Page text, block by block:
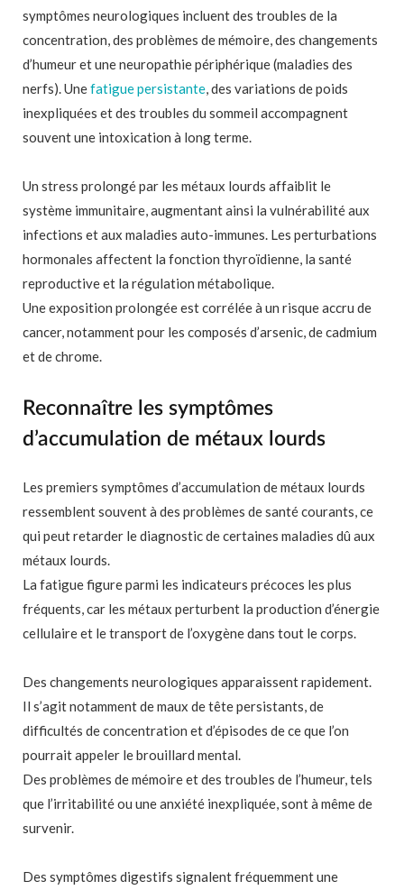
symptômes neurologiques incluent des troubles de la
concentration, des problèmes de mémoire, des changements
d’humeur et une neuropathie périphérique (maladies des
nerfs). Unefatigue persistante, des variations de poids
inexpliquées et des troubles du sommeil accompagnent
souvent une intoxication à long terme.
Un stress prolongé par les métaux lourds affaiblit le
système immunitaire, augmentant ainsi la vulnérabilité aux
infections et aux maladies auto-immunes. Les perturbations
hormonales affectent la fonction thyroïdienne, la santé
reproductive et la régulation métabolique.
Une exposition prolongée est corrélée à un risque accru de
cancer, notamment pour les composés d’arsenic, de cadmium
et de chrome.
Reconnaître les symptômes
d’accumulation de métaux lourds
Les premiers symptômes d’accumulation de métaux lourds
ressemblent souvent à des problèmes de santé courants, ce
qui peut retarder le diagnostic de certaines maladies dû aux
métaux lourds.
La fatigue figure parmi les indicateurs précoces les plus
fréquents, car les métaux perturbent la production d’énergie
cellulaire et le transport de l’oxygène dans tout le corps.
Des changements neurologiques apparaissent rapidement.
Il s’agit notamment de maux de tête persistants, de
difficultés de concentration et d’épisodes de ce que l’on
pourrait appeler le brouillard mental.
Des problèmes de mémoire et des troubles de l’humeur, tels
que l’irritabilité ou une anxiété inexpliquée, sont à même de
survenir.
Des symptômes digestifs signalent fréquemment une